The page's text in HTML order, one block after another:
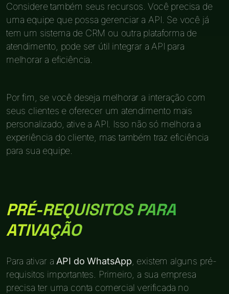
Considere também seus recursos. Você precisa de
uma equipe que possa gerenciar a API. Se você já
tem um sistema de CRM ou outra plataforma de
atendimento, pode ser útil integrar a API para
melhorar a eficiência.
Por fim, se você deseja melhorar a interação com
seus clientes e oferecer um atendimento mais
personalizado, ative a API. Isso não só melhora a
experiência do cliente, mas também traz eficiência
para sua equipe.
PRÉ-REQUISITOS PARA
ATIVAÇÃO
Para ativar a API do WhatsApp , existem alguns pré-
requisitos importantes. Primeiro, a sua empresa
precisa ter uma conta comercial verificada no